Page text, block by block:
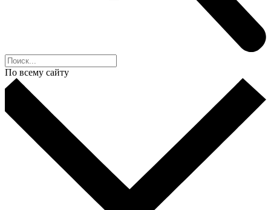
По всему сайту